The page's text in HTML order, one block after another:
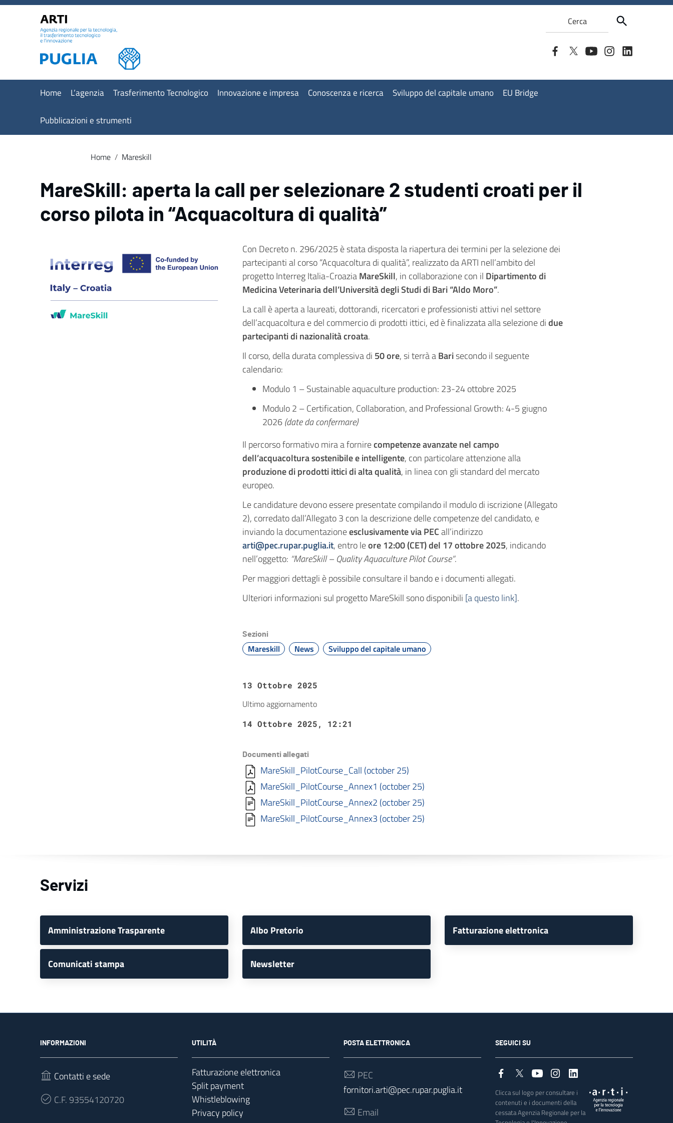
Vai al menu di navigazione
Vai al footer
Cerca
Home L’agenzia Trasferimento Tecnologico Innovazione e impresa Conoscenza e ricerca Sviluppo del capitale umano EU Bridge
Pubblicazioni e strumenti
Home / Mareskill
MareSkill: aperta la call per selezionare 2 studenti croati per il
corso pilota in “Acquacoltura di qualità”
Con Decreto n. 296/2025 è stata disposta la riapertura dei termini per la selezione dei
partecipanti al corso “Acquacoltura di qualità”, realizzato da ARTI nell’ambito del
progetto Interreg Italia-CroaziaMareSkill, in collaborazione con il Dipartimento di
Medicina Veterinaria dell’Università degli Studi di Bari “Aldo Moro”.
La call è aperta a laureati, dottorandi, ricercatori e professionisti attivi nel settore
dell’acquacoltura e del commercio di prodotti ittici, ed è finalizzata alla selezione didue
partecipanti di nazionalità croata.
Il corso, della durata complessiva di 50 ore, si terrà aBarisecondo il seguente
calendario:
Modulo 1 – Sustainable aquaculture production: 23-24 ottobre 2025
Modulo 2 – Certification, Collaboration, and Professional Growth: 4-5 giugno
2026(date da confermare)
Il percorso formativo mira a fornirecompetenze avanzate nel campo
dell’acquacoltura sostenibile e intelligente, con particolare attenzione alla
produzione di prodotti ittici di alta qualità, in linea con gli standard del mercato
europeo.
Le candidature devono essere presentate compilando il modulo di iscrizione (Allegato
2), corredato dall’Allegato 3 con la descrizione delle competenze del candidato, e
inviando la documentazioneesclusivamente via PECall’indirizzo
arti@pec.rupar.puglia.it, entro leore 12:00 (CET) del 17 ottobre 2025, indicando
nell’oggetto: “MareSkill – Quality Aquaculture Pilot Course”.
Per maggiori dettagli è possibile consultare il bando e i documenti allegati.
Ulteriori informazioni sul progetto MareSkill sono disponibili [a questo link].
Sezioni
Mareskill News Sviluppo del capitale umano
13 Ottobre 2025
Ultimo aggiornamento
14 Ottobre 2025, 12:21
Documenti allegati
MareSkill_PilotCourse_Call (october 25)
MareSkill_PilotCourse_Annex1 (october 25)
MareSkill_PilotCourse_Annex2 (october 25)
MareSkill_PilotCourse_Annex3 (october 25)
Servizi
Amministrazione Trasparente
Comunicati stampa
Albo Pretorio
Newsletter
Fatturazione elettronica
INFORMAZIONI
Contatti e sede
C.F.93554120720
UTILITÀ
Fatturazione elettronica
Split payment
Whistleblowing
Privacy policy
POSTA ELETTRONICA
PEC
fornitori.arti@pec.rupar.puglia.it
Email
SEGUICI SU
Clicca sul logo per consultare i
contenuti e i documenti della
cessata Agenzia Regionale per la